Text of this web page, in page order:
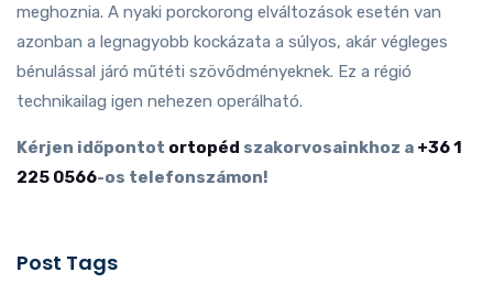
meghoznia. A nyaki porckorong elváltozások esetén van
azonban a legnagyobb kockázata a súlyos, akár végleges
bénulással járó műtéti szövődményeknek. Ez a régió
technikailag igen nehezen operálható.
Kérjen időpontot ortopéd szakorvosainkhoz a +36 1
225 0566-os telefonszámon!
Post Tags